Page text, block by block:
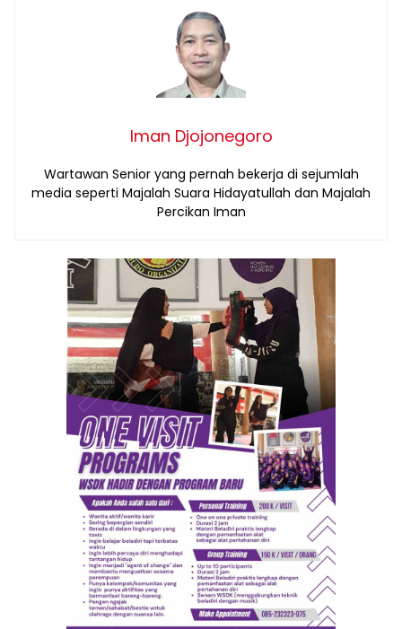
Iman Djojonegoro
Wartawan Senior yang pernah bekerja di sejumlah
media seperti Majalah Suara Hidayatullah dan Majalah
Percikan Iman